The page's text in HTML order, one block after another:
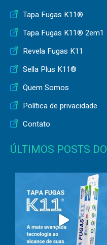
Tapa Fugas K11®
Tapa Fugas K11® 2em1
Revela Fugas K11
Sella Plus K11®
Quem Somos
Política de privacidade
Contato
ÚLTIMOS POSTS